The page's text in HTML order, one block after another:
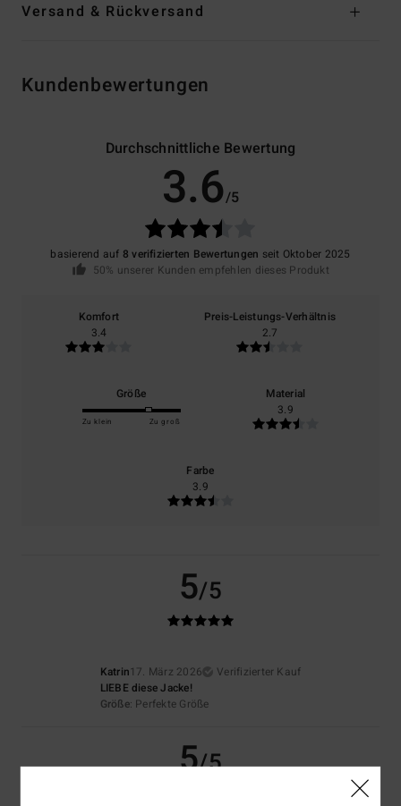
Versand & Rückversand
Kundenbewertungen
Durchschnittliche Bewertung
3.6/5
basierend auf 8 verifizierten Bewertungen seit Oktober 2025
50% unserer Kunden empfehlen dieses Produkt
Komfort
3.4
Preis-Leistungs-Verhältnis
2.7
Größe
Zu klein Zu groß
Material
3.9
Farbe
3.9
5/5
Katrin17. März 2026
Verifizierter Kauf
LIEBE diese Jacke!
Größe: Perfekte Größe
5/5